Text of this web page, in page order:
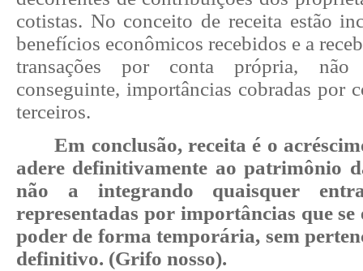
cotistas. No conceito de receita estão
benefícios econômicos recebidos e a
transações por conta própria, não
conseguinte, importâncias cobradas por
terceiros.
Em conclusão, receita é o
adere definitivamente ao patrimônio
não a integrando quaisquer
representadas por importâncias que se
poder de forma temporária, sem
definitivo. (Grifo nosso).